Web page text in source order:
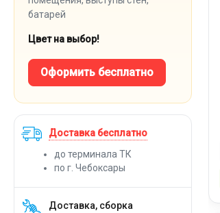
батарей
Цвет на выбор!
Оформить бесплатно
Доставка бесплатно
до терминала ТК
по г. Чебоксары
Доставка, сборка